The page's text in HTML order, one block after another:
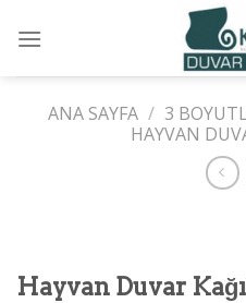
ANA SAYFA / 3
HAYVAN
Hayvan Duvar